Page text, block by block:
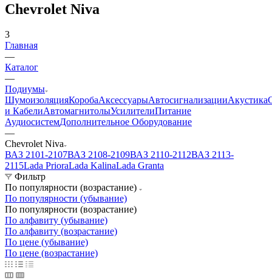
Chevrolet Niva
3
Главная
—
Каталог
—
Подиумы
ШумоизоляцияКоробаАксессуарыАвтосигнализацииАкустика
и КабелиАвтомагнитолыУсилителиПитание
АудиосистемДополнительное Оборудование
—
Chevrolet Niva
ВАЗ 2101-2107ВАЗ 2108-2109ВАЗ 2110-2112ВАЗ 2113-
2115Lada PrioraLada KalinaLada Granta
Фильтр
По популярности (возрастание)
По популярности (убывание)
По популярности (возрастание)
По алфавиту (убывание)
По алфавиту (возрастание)
По цене (убывание)
По цене (возрастание)